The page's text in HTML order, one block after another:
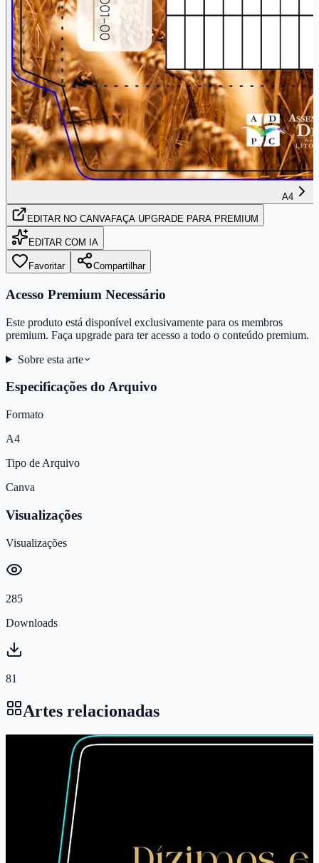
A4
EDITAR NO CANVAFAÇA UPGRADE PARA PREMIUM
EDITAR COM IA
Favoritar Compartilhar
Acesso Premium Necessário
Este produto está disponível exclusivamente para os membros
premium. Faça upgrade para ter acesso a todo o conteúdo premium.
Sobre esta arte
Especificações do Arquivo
Formato
A4
Tipo de Arquivo
Canva
Visualizações
Visualizações
285
Downloads
81
Artes relacionadas